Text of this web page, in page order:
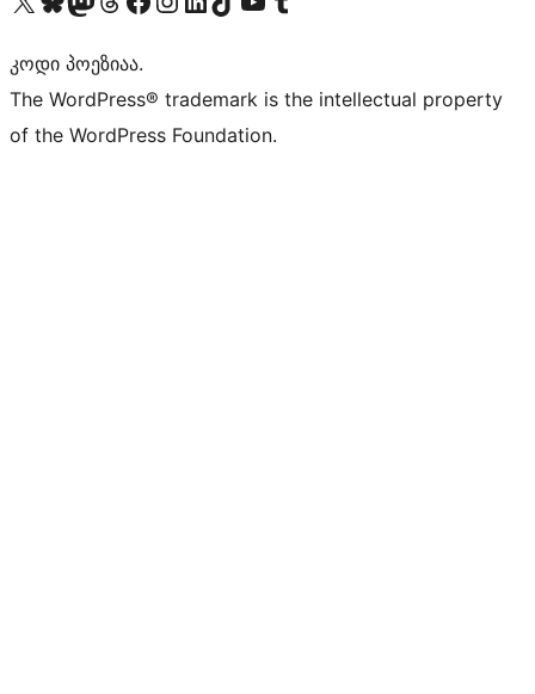
კოდი პოეზიაა.
The WordPress® trademark is the intellectual property
of the WordPress Foundation.